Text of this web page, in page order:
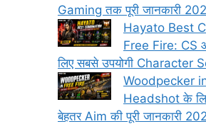
Gaming तक पूरी जानकारी
Hayato Best
Free Fire: CS
लिए सबसे उपयोगी Character
Woodpecker
Headshot के
बेहतर Aim की पूरी जानकारी